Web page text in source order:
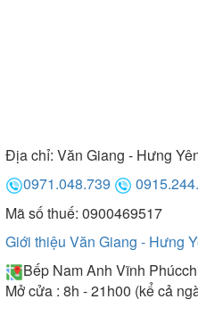
Địa chỉ: Văn Giang - Hưng
0971.048.739
Mã số thuế: 0900469517
Giới thiệu Văn Giang - Hưng
Bếp Nam Anh Vĩnh Phúc
Mở cửa : 8h - 21h00 (kể cả